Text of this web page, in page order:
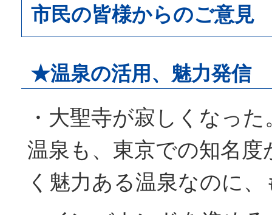
市民の皆様からのご意見
★温泉の活用、魅力発信
・大聖寺が寂しくなっ
温泉も、東京での知名度
く魅力ある温泉なのに